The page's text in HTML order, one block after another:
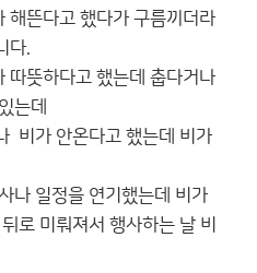
해뜬다고 했다가 구름끼더라
다.
따뜻하다고 했는데 춥다거나
는데
비가 안온다고 했는데 비가
나 일정을 연기했는데 비가
로 미뤄져서 행사하는 날 비